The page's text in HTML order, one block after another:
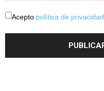
Acepto política de privacidad